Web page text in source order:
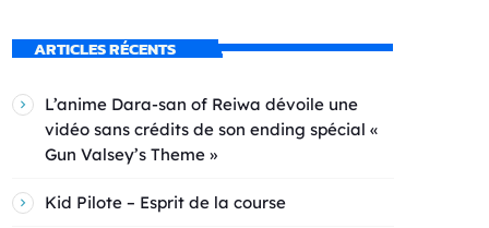
ARTICLES RÉCENTS
L’anime Dara-san of Reiwa dévoile une
vidéo sans crédits de son ending spécial «
Gun Valsey’s Theme »
Kid Pilote – Esprit de la course